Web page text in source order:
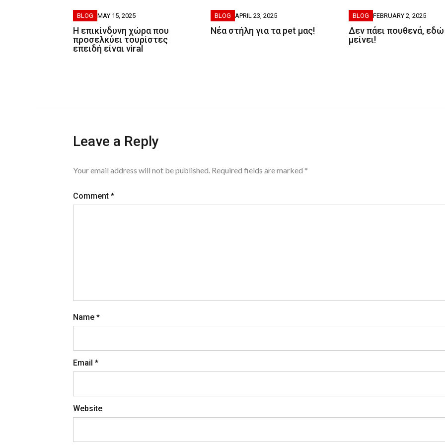
BLOG MAY 15, 2025
Η επικίνδυνη χώρα που
προσελκύει τουρίστες
επειδή είναι viral
BLOG APRIL 23, 2025
Nέα στήλη για τα pet μας!
BLOG FEBRUARY 2, 2025
Δεν πάει πουθενά,
μείνει!
Leave a Reply
Your email address will not be published. Required fields are marked *
Comment *
Name *
Email *
Website